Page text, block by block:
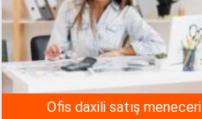
ofis daxili satış meneceri